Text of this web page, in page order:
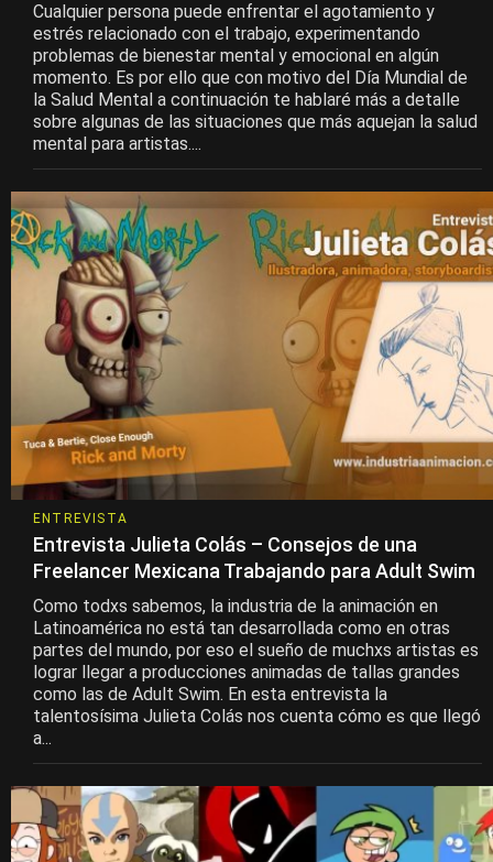
Cualquier persona puede enfrentar el agotamiento y
estrés relacionado con el trabajo, experimentando
problemas de bienestar mental y emocional en algún
momento. Es por ello que con motivo del Día Mundial de
la Salud Mental a continuación te hablaré más a detalle
sobre algunas de las situaciones que más aquejan la salud
mental para artistas....
ENTREVISTA
Entrevista Julieta Colás – Consejos de una
Freelancer Mexicana Trabajando para Adult Swim
Como todxs sabemos, la industria de la animación en
Latinoamérica no está tan desarrollada como en otras
partes del mundo, por eso el sueño de muchxs artistas es
lograr llegar a producciones animadas de tallas grandes
como las de Adult Swim. En esta entrevista la
talentosísima Julieta Colás nos cuenta cómo es que llegó
a...